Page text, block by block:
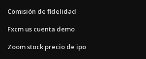
Comisión de fidelidad
Fxcm us cuenta demo
Zoom stock precio de ipo